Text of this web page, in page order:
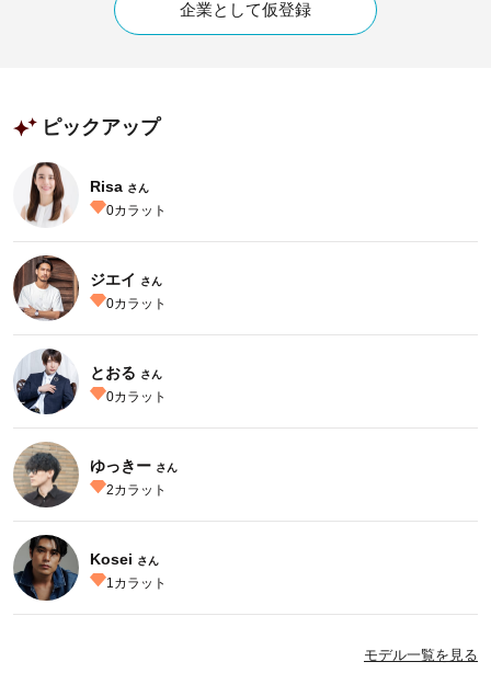
企業として仮登録
ピックアップ
Risa さん
0カラット
ジエイ さん
0カラット
とおる さん
0カラット
ゆっきー さん
2カラット
Kosei さん
1 カラット
モデル一覧を見る